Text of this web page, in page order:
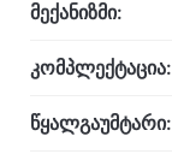
მექანიზმი:
კომპლექტაცია:
წყალგაუმტარი: